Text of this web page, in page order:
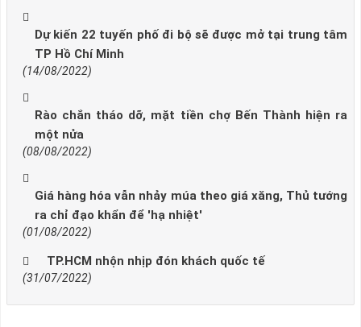
Dự kiến 22 tuyến phố đi bộ sẽ được mở tại trung tâm
TP Hồ Chí Minh
(14/08/2022)
Rào chắn tháo dỡ, mặt tiền chợ Bến Thành hiện ra
một nửa
(08/08/2022)
Giá hàng hóa vẫn nhảy múa theo giá xăng, Thủ tướng
ra chỉ đạo khẩn để 'hạ nhiệt'
(01/08/2022)
TP.HCM nhộn nhịp đón khách quốc tế
(31/07/2022)